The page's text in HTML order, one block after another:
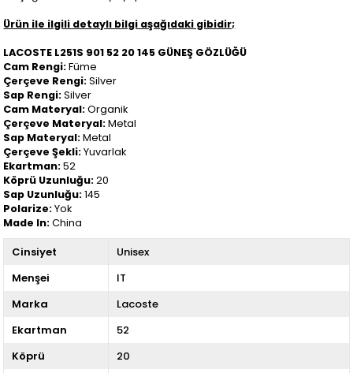
Ürün ile ilgili detaylı bilgi aşağıdaki gibidir;
LACOSTE L251S 901 52 20 145 GÜNEŞ GÖZLÜĞÜ
Cam Rengi:Füme
Çerçeve Rengi:Silver
Sap Rengi:Silver
Cam Materyal:Organik
Çerçeve Materyal:Metal
Sap Materyal:Metal
Çerçeve Şekli:Yuvarlak
Ekartman:52
Köprü Uzunluğu:20
Sap Uzunluğu:145
Polarize:Yok
Made In:China
Cinsiyet
Unisex
Menşei
IT
Marka
Lacoste
Ekartman
52
Köprü
20